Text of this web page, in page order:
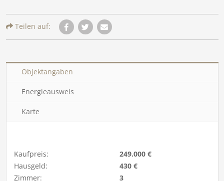
Teilen auf:
Objektangaben
Energieausweis
Karte
Kaufpreis:
249.000 €
Hausgeld:
430 €
Zimmer:
3